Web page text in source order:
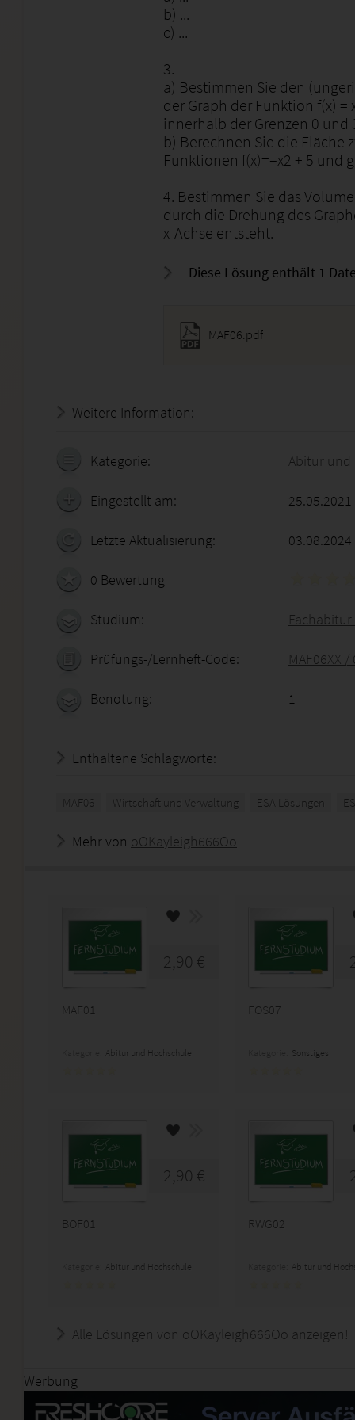
b) ...
c) ...
3.
a) Bestimmen Sie den
der Graph der Funktion f(x) =
innerhalb der Grenzen 0 und
b) Berechnen Sie die Fläche
Funktionen f(x)=–x2 + 5 und
4. Bestimmen Sie das
durch die Drehung des
x-Achse entsteht.
Diese Lösung enthält 1
MAF06.pdf
Weitere Information:
Kategorie: Abitur und
Eingestellt am:
Letzte Aktualisierung: 03.08.2024
0 Bewertung
Studium: Fachabitur
Prüfungs-/Lernheft-Code: MAF06XX
Benotung: 1
Enthaltene Schlagworte:
MAF06 Wirtschaft und Verwaltung ESA Lösungen
Mehr von oOKayleigh666Oo
2,90 €
MAF01
Abitur und Hochschule
FOS07
Sonstiges
2,90 €
BOF01
Abitur und Hochschule
RWG02
Abitur und
Alle Lösungen von oOKayleigh666Oo anzeigen!
Werbung